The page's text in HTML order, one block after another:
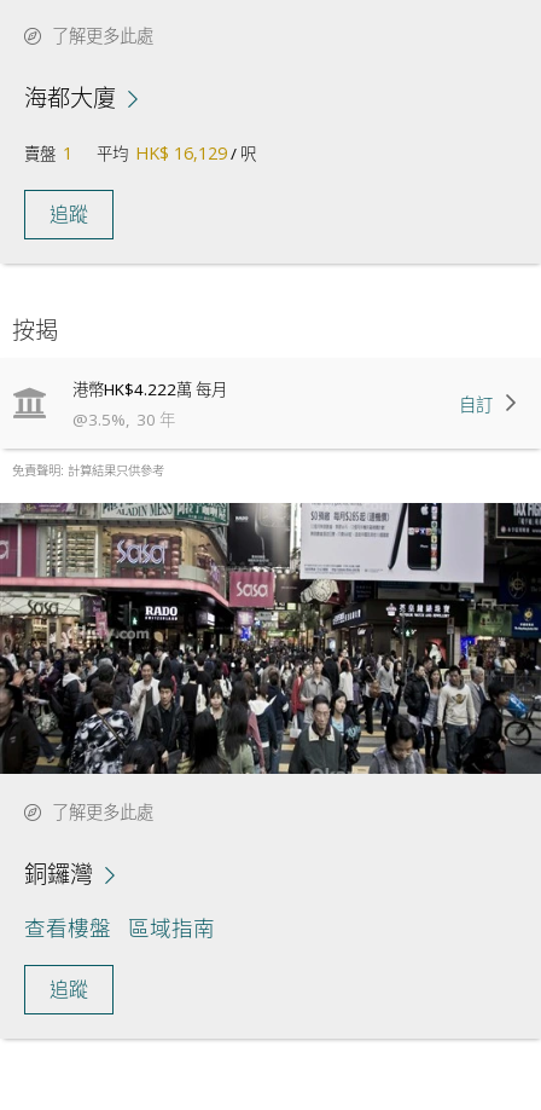
按揭
港幣HK$4.222萬每月
@3.5%, 30 年
自訂
免責聲明: 計算結果只供參考
了解更多此處
海都大廈
賣盤 1 平均 HK$ 16,129/ 呎
追蹤
了解更多此處
銅鑼灣
查看樓盤 區域指南
追蹤